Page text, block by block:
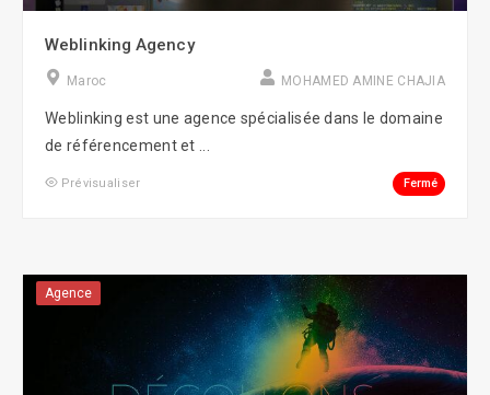
Weblinking Agency
Maroc MOHAMED AMINE CHAJIA
Weblinking est une agence spécialisée dans le domaine
de référencement et ...
Prévisualiser Fermé
Agence